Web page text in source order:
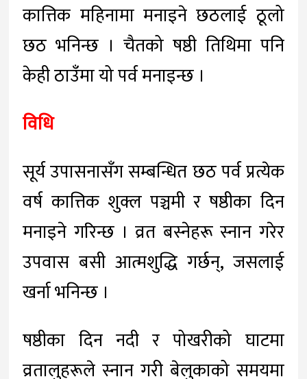
कात्तिक महिनामा मनाइने छठलाई ठूलो
छठ भनिन्छ । चैतको षष्ठी तिथिमा पनि
केही ठाउँमा यो पर्व मनाइन्छ ।
विधि
सूर्य उपासनासँग सम्बन्धित छठ पर्व प्रत्येक
वर्ष कात्तिक शुक्ल पञ्चमी र षष्ठीका दिन
मनाइने गरिन्छ । व्रत बस्नेहरू स्नान गरेर
उपवास बसी आत्मशुद्धि गर्छन्, जसलाई
खर्ना भनिन्छ ।
षष्ठीका दिन नदी र पोखरीको घाटमा
व्रतालुहरूले स्नान गरी बेलुकाको समयमा